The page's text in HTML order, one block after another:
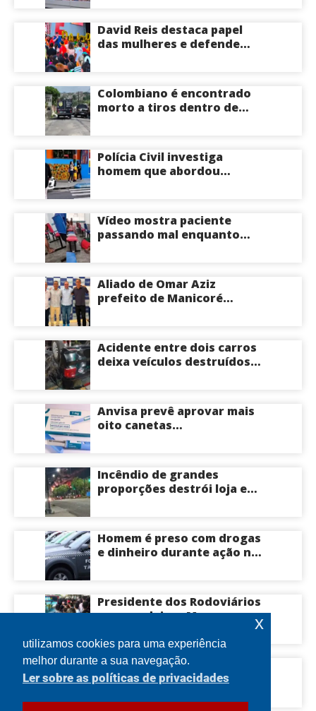
David Reis destaca papel
das mulheres e defende
Almeida ao Governo do
Amazonas
Colombiano é encontrado
morto a tiros dentro de
Polícia Civil investiga
homem que abordou
Vídeo mostra paciente
passando mal enquanto
Aliado de Omar Aziz
prefeito de Manicoré
Acidente entre dois carros
deixa veículos destruídos
Anvisa prevê aprovar mais
oito canetas
Incêndio de grandes
proporções destrói loja e
Homem é preso com drogas
e dinheiro durante ação na
Presidente dos Rodoviários
ameaça deixar Manaus com
circulando na sexta-feira
(7) em plena reta eleitoral
Idoso morre após ser
atingido por tronco de
Manaus
utilizamos cookies para uma experiência
melhor durante a sua navegação.
Ler sobre as políticas de privacidades
x